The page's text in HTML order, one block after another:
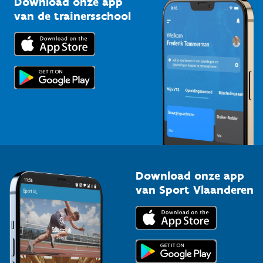
Bedrijven
Trainers en begeleiders
Topsporters
Downloads
Voor de pers
van de trainersschool
Download onze app
van Sport Vlaanderen